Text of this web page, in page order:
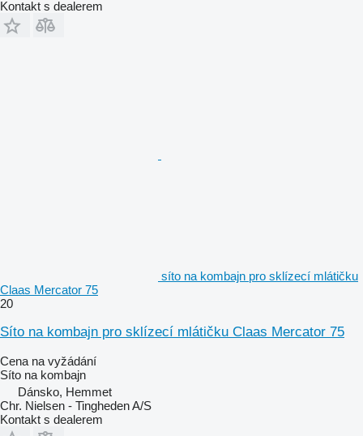
Kontakt s dealerem
síto na kombajn pro sklízecí mlátičku
Claas Mercator 75
20
Síto na kombajn pro sklízecí mlátičku Claas Mercator 75
Cena na vyžádání
Síto na kombajn
Dánsko, Hemmet
Chr. Nielsen - Tingheden A/S
Kontakt s dealerem